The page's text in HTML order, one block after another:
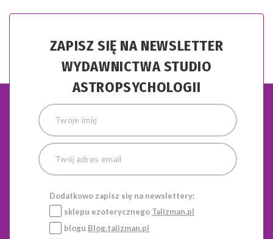
ZAPISZ SIĘ NA NEWSLETTER
WYDAWNICTWA STUDIO
ASTROPSYCHOLOGII
Dodatkowo zapisz się na newslettery:
sklepu ezoterycznego Talizman.pl
blogu Blog.talizman.pl